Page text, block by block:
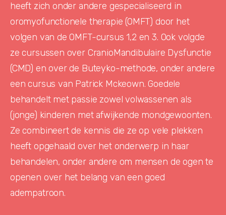
heeft zich onder andere gespecialiseerd in
oromyofunctionele therapie (OMFT) door het
volgen van de OMFT-cursus 1,2 en 3. Ook volgde
ze cursussen over CranioMandibulaire Dysfunctie
(CMD) en over de Buteyko-methode, onder andere
een cursus van Patrick Mckeown. Goedele
behandelt met passie zowel volwassenen als
(jonge) kinderen met afwijkende mondgewoonten.
Ze combineert de kennis die ze op vele plekken
heeft opgehaald over het onderwerp in haar
behandelen, onder andere om mensen de ogen te
openen over het belang van een goed
adempatroon.